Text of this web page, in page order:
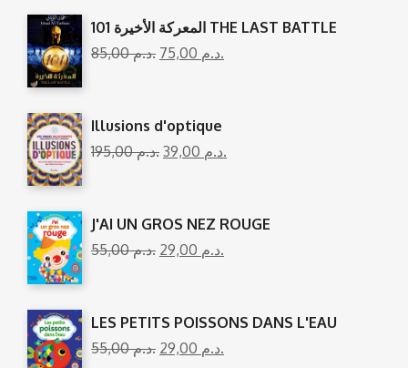
المعركة الأخيرة 101 THE LAST BATTLE
85,00
د.م. 75,00 د.م.
Illusions d'optique
195,00
د.م. 39,00 د.م.
J'AI UN GROS NEZ ROUGE
55,00
د.م. 29,00 د.م.
LES PETITS POISSONS DANS L'EAU
55,00
د.م. 29,00 د.م.